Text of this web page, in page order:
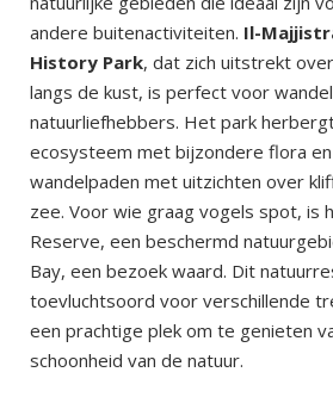
andere buitenactiviteiten. Il-
History Park, dat zich uitstrekt
langs de kust, is perfect voor
natuurliefhebbers. Het park
ecosysteem met bijzondere flora
wandelpaden met uitzichten over
zee. Voor wie graag vogels spot, is
Reserve, een beschermd
Bay, een bezoek waard. Dit
toevluchtsoord voor verschillende
een prachtige plek om te genieten
schoonheid van de natuur.